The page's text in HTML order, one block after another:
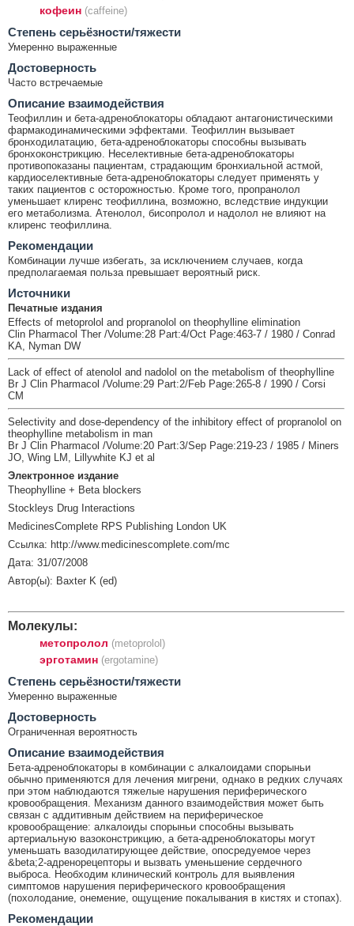
кофеин (caffeine)
Cтепень серьёзности/тяжести
Умеренно выраженные
Достоверность
Часто встречаемые
Описание взаимодействия
Теофиллин и бета-адреноблокаторы обладают антагонистическими
фармакодинамическими эффектами. Теофиллин вызывает
бронходилатацию, бета-адреноблокаторы способны вызывать
бронхоконстрикцию. Неселективные бета-адреноблокаторы
противопоказаны пациентам, страдающим бронхиальной астмой,
кардиоселективные бета-адреноблокаторы следует применять у
таких пациентов с осторожностью. Кроме того, пропранолол
уменьшает клиренс теофиллина, возможно, вследствие индукции
его метаболизма. Атенолол, бисопролол и надолол не влияют на
клиренс теофиллина.
Рекомендации
Комбинации лучше избегать, за исключением случаев, когда
предполагаемая польза превышает вероятный риск.
Источники
Печатные издания
Effects of metoprolol and propranolol on theophylline elimination
Clin Pharmacol Ther /Volume:28 Part:4/Oct Page:463-7 / 1980 / Conrad
KA, Nyman DW
Lack of effect of atenolol and nadolol on the metabolism of theophylline
Br J Clin Pharmacol /Volume:29 Part:2/Feb Page:265-8 / 1990 / Corsi
CM
Selectivity and dose-dependency of the inhibitory effect of propranolol on
theophylline metabolism in man
Br J Clin Pharmacol /Volume:20 Part:3/Sep Page:219-23 / 1985 / Miners
JO, Wing LM, Lillywhite KJ et al
Электронное издание
Theophylline + Beta blockers
Stockleys Drug Interactions
MedicinesComplete RPS Publishing London UK
Ссылка: http://www.medicinescomplete.com/mc
Дата: 31/07/2008
Автор(ы): Baxter K (ed)
Молекулы:
метопролол (metoprolol)
эрготамин (ergotamine)
Cтепень серьёзности/тяжести
Умеренно выраженные
Достоверность
Ограниченная вероятность
Описание взаимодействия
Бета-адреноблокаторы в комбинации с алкалоидами спорыньи
обычно применяются для лечения мигрени, однако в редких случаях
при этом наблюдаются тяжелые нарушения периферического
кровообращения. Механизм данного взаимодействия может быть
связан с аддитивным действием на периферическое
кровообращение: алкалоиды спорыньи способны вызывать
артериальную вазоконстрикцию, а бета-адреноблокаторы могут
уменьшать вазодилатирующее действие, опосредуемое через
&beta;2-адренорецепторы и вызвать уменьшение сердечного
выброса. Необходим клинический контроль для выявления
симптомов нарушения периферического кровообращения
(похолодание, онемение, ощущение покалывания в кистях и стопах).
Рекомендации